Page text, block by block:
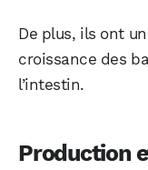
De plus, ils ont
croissance des
l’intestin.
Production